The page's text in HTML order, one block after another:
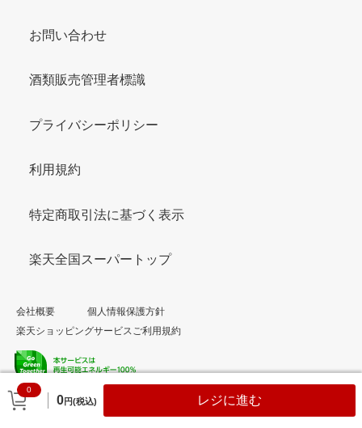
0
0円(税込) レジに進む
お問い合わせ
酒類販売管理者標識
プライバシーポリシー
利用規約
特定商取引法に基づく表示
楽天全国スーパートップ
会社概要
個人情報保護方針
楽天ショッピングサービスご利用規約
© Rakuten Group, Inc.